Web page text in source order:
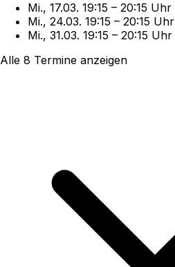
Mi., 17.03. 19:15 – 20:15 Uhr
Mi., 24.03. 19:15 – 20:15 Uhr
Mi., 31.03. 19:15 – 20:15 Uhr
Alle 8 Termine anzeigen